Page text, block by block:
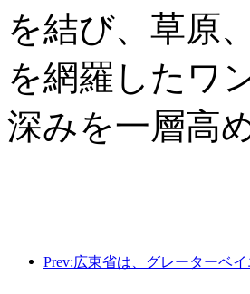
を結び、草原
を網羅したワ
深みを一層高